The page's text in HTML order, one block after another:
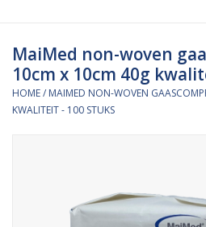
Borstvoeding
Voeding
MaiMed non-woven
10cm x 10cm 40g
HOME/ MAIMED NON-WOVEN
KWALITEIT - 100 STUKS